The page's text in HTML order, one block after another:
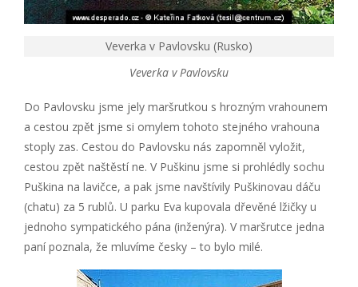
Veverka v Pavlovsku (Rusko)
Veverka v Pavlovsku
Do Pavlovsku jsme jely maršrutkou s hrozným vrahounem
a cestou zpět jsme si omylem tohoto stejného vrahouna
stoply zas. Cestou do Pavlovsku nás zapomněl vyložit,
cestou zpět naštěstí ne. V Puškinu jsme si prohlédly sochu
Puškina na lavičce, a pak jsme navštívily Puškinovau dáču
(chatu) za 5 rublů. U parku Eva kupovala dřevěné lžičky u
jednoho sympatického pána (inženýra). V maršrutce jedna
paní poznala, že mluvíme česky – to bylo milé.